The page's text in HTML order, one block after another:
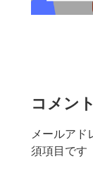
コメン
メールアド
須項目です